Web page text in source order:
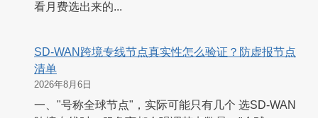
看月费选出来的...
SD-WAN跨境专线节点真实性怎么验证？防虚报节点
清单
2026年8月6日
一、"号称全球节点"，实际可能只有几个 选SD-WAN